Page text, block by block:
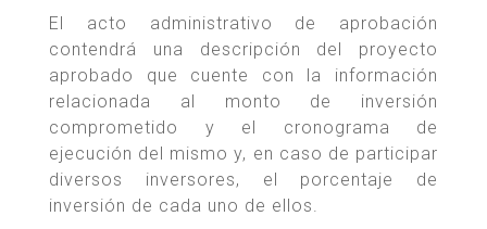
El acto administrativo de aprobación
contendrá una descripción del proyecto
aprobado que cuente con la información
relacionada al monto de inversión
comprometido y el cronograma de
ejecución del mismo y, en caso de participar
diversos inversores, el porcentaje de
inversión de cada uno de ellos.